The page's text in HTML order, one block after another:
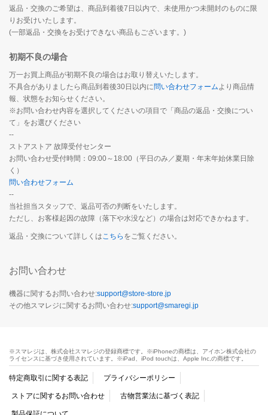
返品・交換のご希望は、商品到着後7日以内で、未使用かつ未開封のものに限
りお受けいたします。
(一部返品・交換をお受けできない商品もございます。)
初期不良の場合
万一お買上商品が初期不良の場合はお取り替えいたします。
不具合がありましたら商品到着後30日以内に問い合わせフォームより商品情
報、状態をお知らせください。
※お問い合わせ内容を選択してくださいの項目で「商品の返品・交換につい
て」をお選びください
--
ストアストア 故障受付センター
お問い合わせ受付時間：09:00～18:00（平日のみ／夏期・年末年始休業日除
く）
問い合わせフォーム
--
当社担当スタッフで、返品可否の判断をいたします。
ただし、お客様起因の故障（落下や水没など）の場合は対応できかねます。
返品・交換について詳しくはこちら をご覧ください。
お問い合わせ
機器に関するお問い合わせ:support@store-store.jp
その他スマレジに関するお問い合わせ:support@smaregi.jp
※スマレジは、株式会社スマレジの登録商標です。※iPhoneの商標は、アイホン株式会社の
ライセンスに基づき使用されています。※iPad、iPod touchは、Apple Inc,の商標です。
特定商取引に関する表記 プライバシーポリシー
ストアに関するお問い合わせ 古物営業法に基づく表記